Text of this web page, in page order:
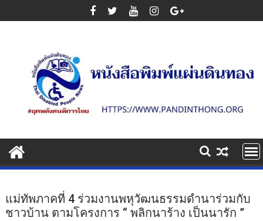
to
แม่ทัพภาคที่ 4 ร่วมงานพหุวัฒนธรรมดำนาร่วมกับ
ชาวบ้าน ตามโครงการ “ พลิกนาร้าง เป็นนารัก ”